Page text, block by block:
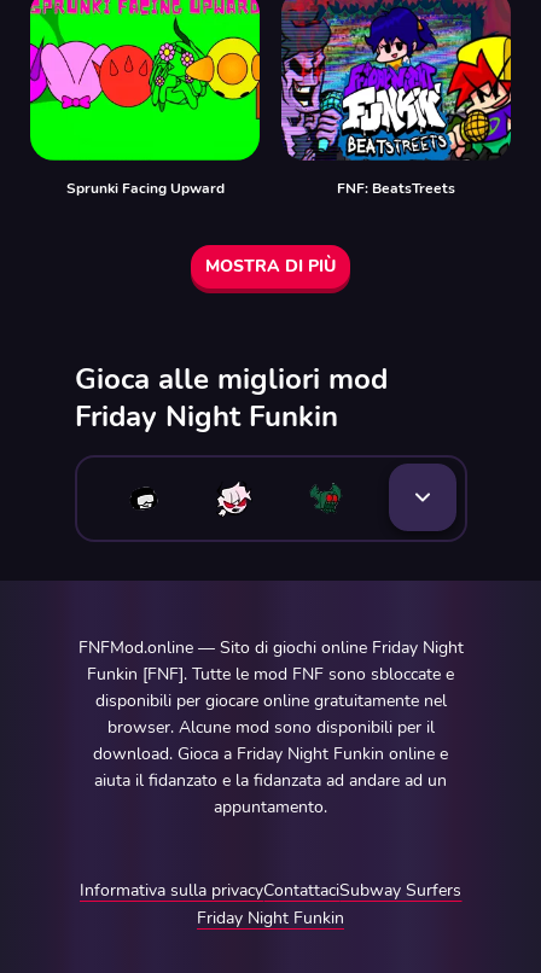
Sprunki Facing Upward FNF: BeatsTreets
MOSTRA DI PIÙ
Gioca alle migliori mod
Friday Night Funkin
FNFMod.online — Sito di giochi online Friday Night
Funkin [FNF]. Tutte le mod FNF sono sbloccate e
disponibili per giocare online gratuitamente nel
browser. Alcune mod sono disponibili per il
download. Gioca a Friday Night Funkin online e
aiuta il fidanzato e la fidanzata ad andare ad un
appuntamento.
Informativa sulla privacyContattaciSubway Surfers
Friday Night Funkin